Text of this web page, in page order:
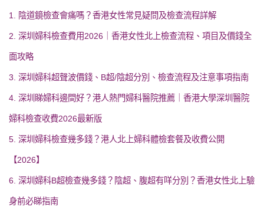
1. 陰道鏡檢查會痛嗎？香港女性常見疑問及檢查流程詳解
2. 深圳婦科檢查費用2026｜香港女性北上檢查流程、項目及價錢全
面攻略
3. 深圳婦科超聲波價錢、B超/陰超分別、檢查流程及注意事項指南
4. 深圳睇婦科邊間好？港人熱門婦科醫院推薦｜香港大學深圳醫院
婦科檢查收費2026最新版
5. 深圳婦科檢查幾多錢？港人北上婦科體檢套餐及收費公開
【2026】
6. 深圳婦科B超檢查幾多錢？陰超、腹超有咩分別？香港女性北上驗
身前必睇指南